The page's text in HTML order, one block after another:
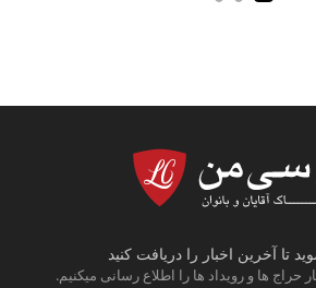
تا آخرین اخبار را دریافت کنید
حراج ها و رویداد ها را اطلاع رسانی میکنیم.